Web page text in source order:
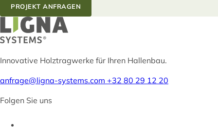
PROJEKT ANFRAGEN
Innovative Holztragwerke für Ihren Hallenbau.
anfrage@ligna-systems.com +32 80 29 12 20
Folgen Sie uns